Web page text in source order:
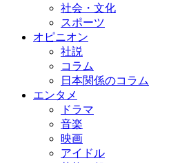
社会・文化
スポーツ
オピニオン
社説
コラム
日本関係のコラム
エンタメ
ドラマ
音楽
映画
アイドル